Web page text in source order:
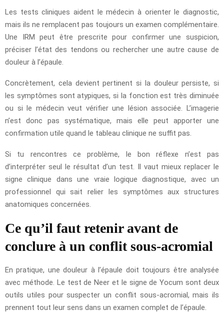
Les tests cliniques aident le médecin à orienter le diagnostic,
mais ils ne remplacent pas toujours un examen complémentaire.
Une IRM peut être prescrite pour confirmer une suspicion,
préciser l’état des tendons ou rechercher une autre cause de
douleur à l’épaule.
Concrètement, cela devient pertinent si la douleur persiste, si
les symptômes sont atypiques, si la fonction est très diminuée
ou si le médecin veut vérifier une lésion associée. L’imagerie
n’est donc pas systématique, mais elle peut apporter une
confirmation utile quand le tableau clinique ne suffit pas.
Si tu rencontres ce problème, le bon réflexe n’est pas
d’interpréter seul le résultat d’un test. Il vaut mieux replacer le
signe clinique dans une vraie logique diagnostique, avec un
professionnel qui sait relier les symptômes aux structures
anatomiques concernées.
Ce qu’il faut retenir avant de
conclure à un conflit sous-acromial
En pratique, une douleur à l’épaule doit toujours être analysée
avec méthode. Le test de Neer et le signe de Yocum sont deux
outils utiles pour suspecter un conflit sous-acromial, mais ils
prennent tout leur sens dans un examen complet de l’épaule.